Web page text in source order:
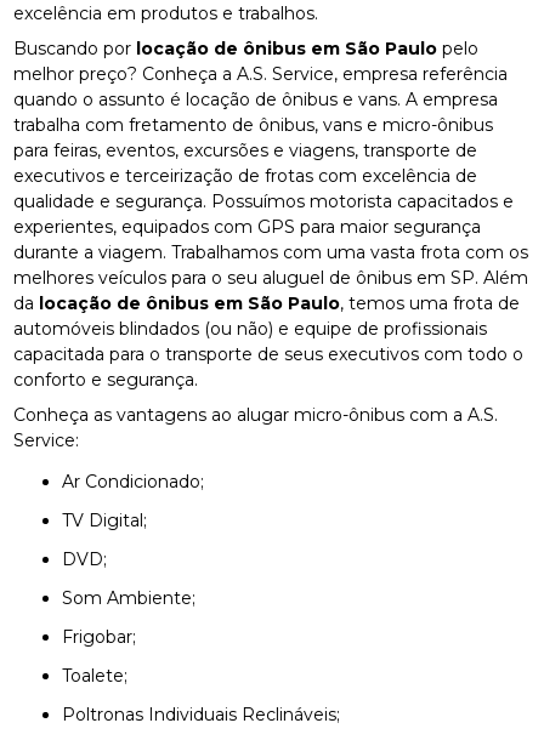
excelência em produtos e trabalhos.
Buscando por locação de ônibus em São Paulo pelo
melhor preço? Conheça a A.S. Service, empresa referência
quando o assunto é locação de ônibus e vans. A empresa
trabalha com fretamento de ônibus, vans e micro-ônibus
para feiras, eventos, excursões e viagens, transporte de
executivos e terceirização de frotas com excelência de
qualidade e segurança. Possuímos motorista capacitados e
experientes, equipados com GPS para maior segurança
durante a viagem. Trabalhamos com uma vasta frota com os
melhores veículos para o seu aluguel de ônibus em SP. Além
da locação de ônibus em São Paulo, temos uma frota de
automóveis blindados (ou não) e equipe de profissionais
capacitada para o transporte de seus executivos com todo o
conforto e segurança.
Conheça as vantagens ao alugar micro-ônibus com a A.S.
Service:
Ar Condicionado;
TV Digital;
DVD;
Som Ambiente;
Frigobar;
Toalete;
Poltronas Individuais Reclináveis;